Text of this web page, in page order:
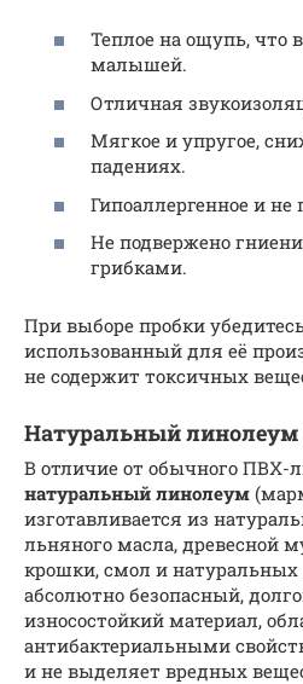
Теплое на ощупь,
малышей.
Отличная
Мягкое и упругое,
падениях.
Гипоаллергенное и
Не подвержено
грибками.
При выборе пробки
использованный для её
не содержит токсичных
Натуральный
В отличие от обычного ПВХ-
натуральный линолеум
изготавливается из
льняного масла, древесной
крошки, смол и натуральных
абсолютно безопасный,
износостойкий материал,
антибактериальными
и не выделяет вредных